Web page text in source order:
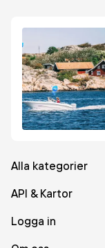
Alla kategorier
API & Kartor
Logga in